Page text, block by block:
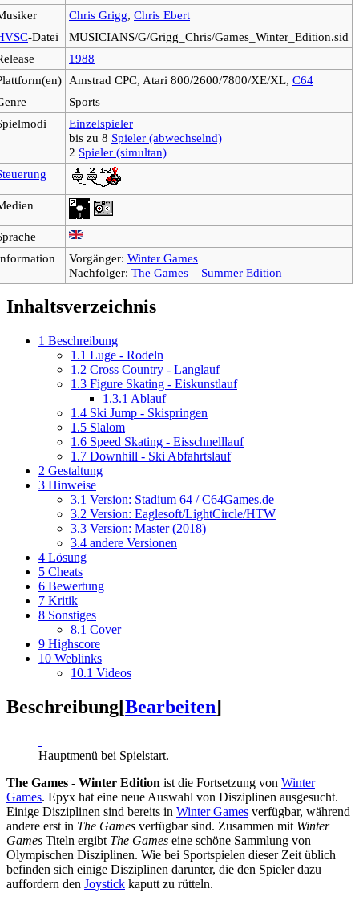
Chris Grigg, Chris Ebert
-Datei
MUSICIANS/G/Grigg_Chris/Games_Winter_Edition.sid
1988
Amstrad CPC, Atari 800/2600/7800/XE/XL, C64
Sports
Einzelspieler
bis zu 8 Spieler (abwechselnd)
2 Spieler (simultan)
Vorgänger: Winter Games
Nachfolger: The Games – Summer Edition
Inhaltsverzeichnis
1 Beschreibung
1.1 Luge - Rodeln
1.2 Cross Country - Langlauf
1.3 Figure Skating - Eiskunstlauf
1.3.1 Ablauf
1.4 Ski Jump - Skispringen
1.5 Slalom
1.6 Speed Skating - Eisschnelllauf
1.7 Downhill - Ski Abfahrtslauf
2 Gestaltung
3 Hinweise
3.1 Version: Stadium 64 / C64Games.de
3.2 Version: Eaglesoft/LightCircle/HTW
3.3 Version: Master (2018)
3.4 andere Versionen
4 Lösung
5 Cheats
6 Bewertung
7 Kritik
8 Sonstiges
8.1 Cover
9 Highscore
10 Weblinks
10.1 Videos
Beschreibung[Bearbeiten]
Hauptmenü bei Spielstart.
The Games - Winter Edition ist die Fortsetzung von Winter
Games. Epyx hat eine neue Auswahl von Disziplinen ausgesucht.
Einige Disziplinen sind bereits in Winter Games verfügbar, während
andere erst in The Games verfügbar sind. Zusammen mit Winter
Games Titeln ergibt The Games eine schöne Sammlung von
Olympischen Disziplinen. Wie bei Sportspielen dieser Zeit üblich
befinden sich einige Disziplinen darunter, die den Spieler dazu
auffordern den Joystick kaputt zu rütteln.